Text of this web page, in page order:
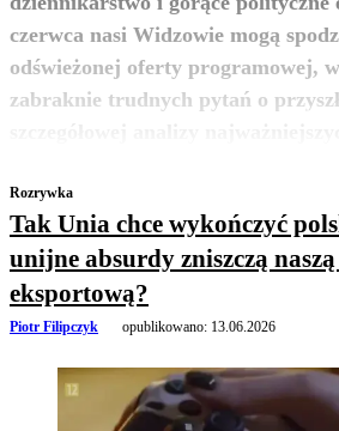
czerwca nasi Widzowie mogą
odświeżonej oferty programowej,
zabraknie trudnych pytań o
zobacz
Rozrywka
Tak Unia chce wykończyć
unijne absurdy zniszczą naszą
eksportową?
Piotr Filipczyk opublikowano: 13.06.2026